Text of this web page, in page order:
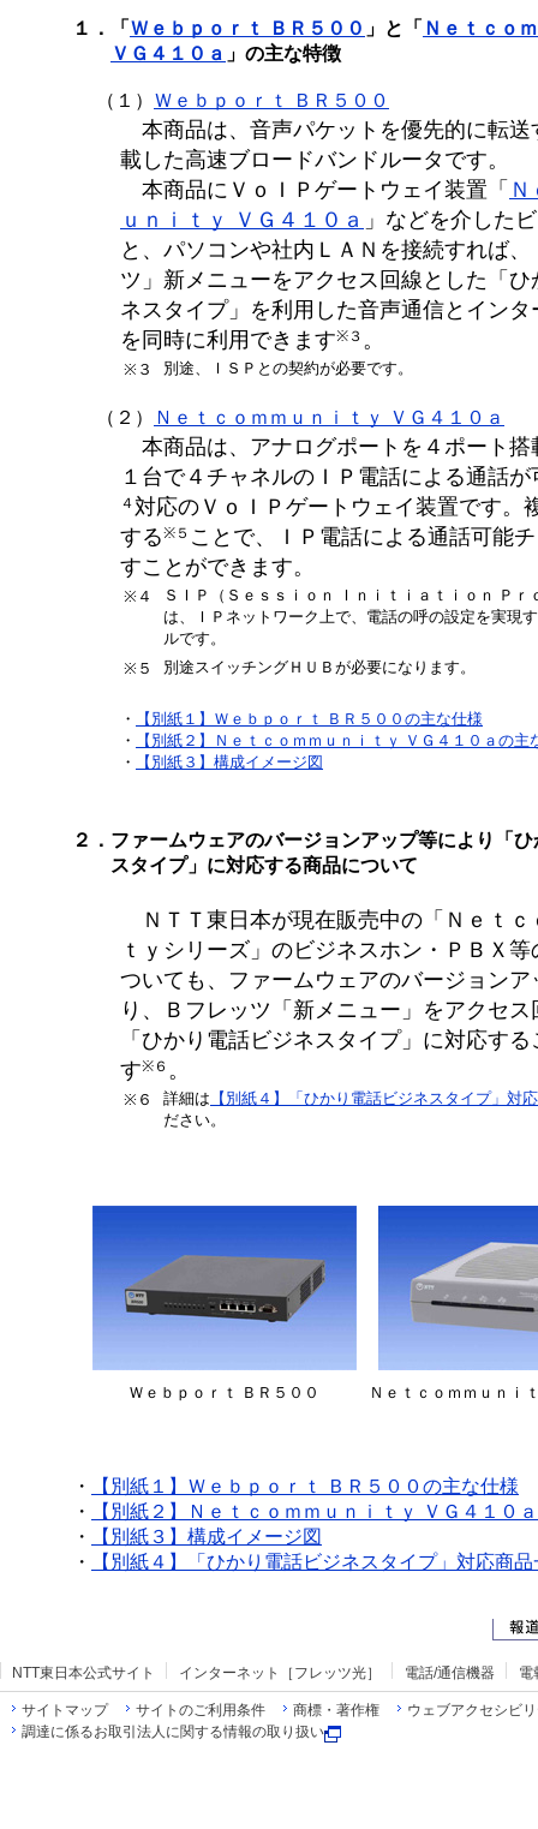
１． 「 Ｗｅｂｐｏｒｔ ＢＲ５００ 」と「 Ｎｅｔｃｏ
ＶＧ４１０ａ 」の主な特徴
（１） Ｗｅｂｐｏｒｔ ＢＲ５００
本商品は、音声パケットを優先的に転送
載した高速ブロードバンドルータです。
本商品にＶｏＩＰゲートウェイ装置「
ｕｎｉｔｙ ＶＧ４１０ａ 」などを介した
と、パソコンや社内ＬＡＮを接続すれば、
ツ」新メニューをアクセス回線とした「ひ
ネスタイプ」を利用した音声通信とインタ
を同時に利用できます※３ 。
※３ 別途、ＩＳＰとの契約が必要です。
（２） Ｎｅｔｃｏｍｍｕｎｉｔｙ ＶＧ４１０ａ
本商品は、アナログポートを４ポート搭
１台で４チャネルのＩＰ電話による通話
４ 対応のＶｏＩＰゲートウェイ装置です。
する※５ ことで、ＩＰ電話による通話可能
すことができます。
※４
ＳＩＰ（Ｓｅｓｓｉｏｎ Ｉｎｉｔｉａｔｉｏｎ Ｐｒ
は、ＩＰネットワーク上で、電話の呼の設定を実現
ルです。
※５
別途スイッチングＨＵＢが必要になります。
・ 【別紙１】 Ｗｅｂｐｏｒｔ ＢＲ５００の主な仕様
・
【別紙２】
Ｎｅｔｃｏｍｍｕｎｉｔｙ ＶＧ４１０ａの主
・
【別紙３】 構成イメージ図
２． ファームウェアのバージョンアップ等により「
スタイプ」に対応する商品について
ＮＴＴ東日本が現在販売中の「Ｎｅｔｃ
ｔｙシリーズ」のビジネスホン・ＰＢＸ
ついても、ファームウェアのバージョンア
り、Ｂフレッツ「新メニュー」をアクセ
「ひかり電話ビジネスタイプ」に対応す
す※６ 。
※６ 詳細は 【別紙４】「ひかり電話ビジネスタイプ」対
ださい。
Ｗｅｂｐｏｒｔ ＢＲ５００ Ｎｅｔｃｏｍｍｕｎｉ
・ 【別紙１】 Ｗｅｂｐｏｒｔ ＢＲ５００の主な仕様
・
【別紙２】
Ｎｅｔｃｏｍｍｕｎｉｔｙ ＶＧ４１０
・
【別紙３】 構成イメージ図
・
【別紙４】 「ひかり電話ビジネスタイプ」対応商
NTT東日本公式サイト インターネット［フレッツ光］ 電話/通信機器 電
サイトマップ サイトのご利用条件 商標・著作権
ウェブアクセシビ
調達に係るお取引法人に関する情報の取り扱い